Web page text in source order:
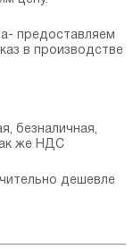
предоставляем
в производстве
безналичная,
же НДС
дешевле